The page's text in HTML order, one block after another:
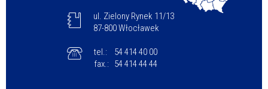
ul. Zielony Rynek 11/13
87-800 Włocławek
tel.:
54 414 40 00
fax.:
54 414 44 44